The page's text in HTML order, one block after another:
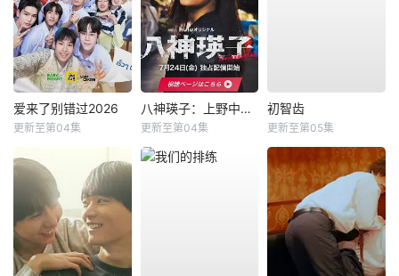
爱来了别错过2026
更新至第04集
八神瑛子：上野中央署组织犯罪对策课
更新至第04集
初智齿
更新至第05集